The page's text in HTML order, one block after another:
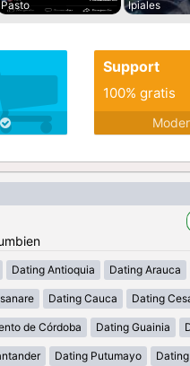
Pasto
Ipiales
Support
100% gratis
Dating Antioquia Dating Arauca
Dating Cauca Dating
de Córdoba Dating Guainia
Dating Putumayo